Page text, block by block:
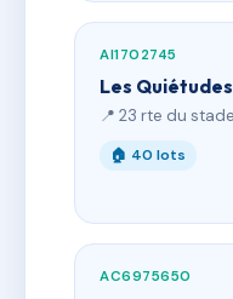
AI1702745
Les Quiétudes
📍 23 rte du
🏠 40 lots
AC6975650